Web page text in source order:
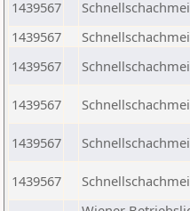
1439567
1439567
1439567
1439567
1439567
1439567